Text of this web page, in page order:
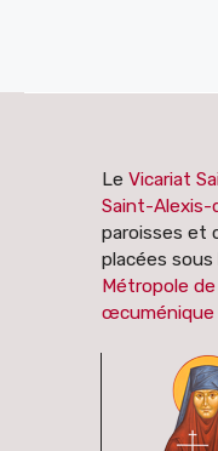
Le Vicariat
Saint-Alexis-
paroisses et
placées
Métropole
œcuménique